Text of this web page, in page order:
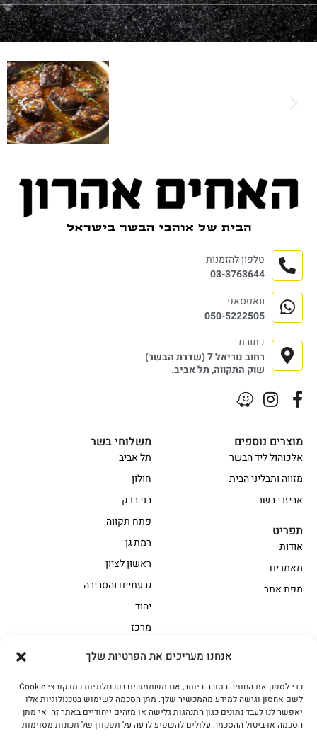
אנחנו מעריכים את הפרטיות שלך
כדי לספק את החוויה הטובה ביותר, אנו משתמשים בטכנולוגיות כמו קובצי Cookie
לשם אחסון וגישה למידע מהמכשיר שלך. מתן הסכמה לשימוש בטכנולוגיות אלו
יאפשר לנו לעבד נתונים כגון התנהגות גלישה או מזהים ייחודיים באתר זה. אי מתן
הסכמה או ביטול ההסכמה עלולים להשפיע לרעה על תפקודן של תכונות מסוימות.
אווז
בשר בקר משובח
בשר בקר עגלה משובח
בשר למעשנת
הודו
חלקים אחוריים
משלוחי בשר
תל אביב
חולון
בני ברק
פתח תקווה
רמת גן
ראשון לציון
גבעתיים והסביבה
יהוד
מרכז
מוצרים נוספים
אלכוהול ליד הבשר
מזווה ותבליני הבית
אביזרי בשר
תפריט
אודות
מאמרים
מפת אתר
טלפון להזמנות
03-3763644
וואטסאפ
050-5222505
כתובת
רחוב נוריאל 7 (שדרת הבשר)
שוק התקווה, תל אביב.